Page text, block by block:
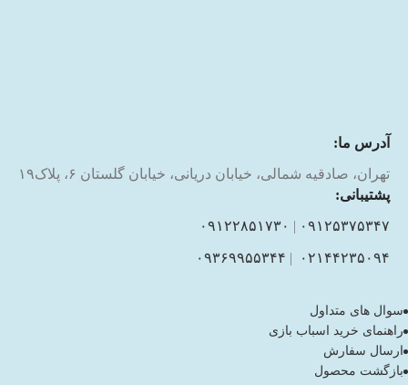
آدرس ما:
تهران، صادقیه شمالی، خیابان دریانی، خیابان گلستان ۶، پلاک۱۹
پشتیبانی:
۰۹۱۲۵۳۷۵۳۴۷ | ۰۹۱۲۲۸۵۱۷۳۰
۰۲۱۴۴۲۳۵۰۹۴ | ۰۹۳۶۹۹۵۵۳۴۴
سوال های متداول
راهنمای خرید اسباب بازی
ارسال سفارش
بازگشت محصول